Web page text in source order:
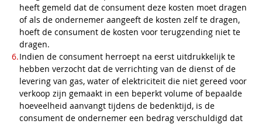
heeft gemeld dat de consument deze kosten moet dragen
of als de ondernemer aangeeft de kosten zelf te dragen,
hoeft de consument de kosten voor terugzending niet te
dragen.
Indien de consument herroept na eerst uitdrukkelijk te
hebben verzocht dat de verrichting van de dienst of de
levering van gas, water of elektriciteit die niet gereed voor
verkoop zijn gemaakt in een beperkt volume of bepaalde
hoeveelheid aanvangt tijdens de bedenktijd, is de
consument de ondernemer een bedrag verschuldigd dat